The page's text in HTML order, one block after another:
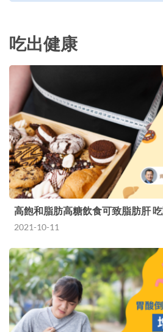
吃出健康
高飽和脂肪高糖飲食可致脂肪肝
2021-10-11